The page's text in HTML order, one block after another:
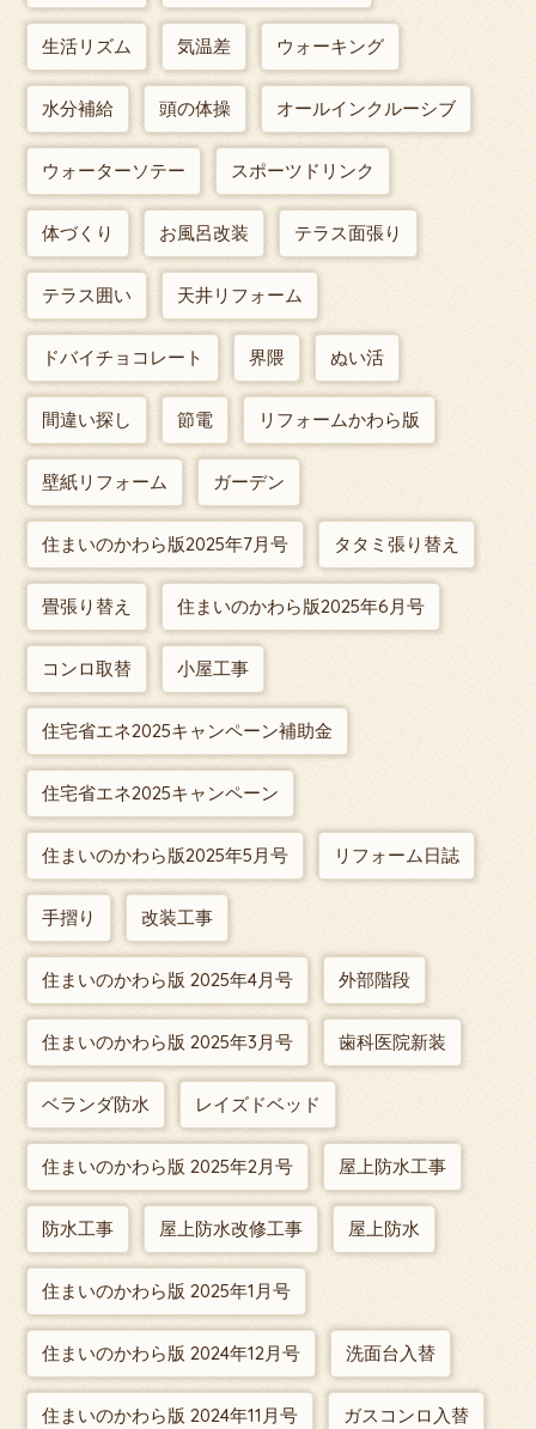
生活リズム 気温差 ウォーキング
水分補給 頭の体操 オールインクルーシブ
ウォーターソテー スポーツドリンク
体づくり お風呂改装 テラス面張り
テラス囲い 天井リフォーム
ドバイチョコレート 界隈 ぬい活
間違い探し 節電 リフォームかわら版
壁紙リフォーム ガーデン
住まいのかわら版2025年7月号 タタミ張り替え
畳張り替え 住まいのかわら版2025年6月号
コンロ取替 小屋工事
住宅省エネ2025キャンペーン補助金
住宅省エネ2025キャンペーン
住まいのかわら版2025年5月号 リフォーム日誌
手摺り 改装工事
住まいのかわら版 2025年4月号 外部階段
住まいのかわら版 2025年3月号 歯科医院新装
ベランダ防水 レイズドベッド
住まいのかわら版 2025年2月号 屋上防水工事
防水工事 屋上防水改修工事 屋上防水
住まいのかわら版 2025年1月号
住まいのかわら版 2024年12月号 洗面台入替
住まいのかわら版 2024年11月号 ガスコンロ入替